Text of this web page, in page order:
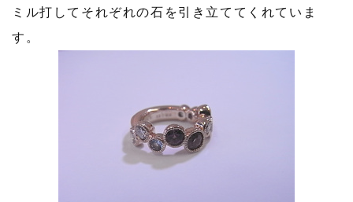
ミル打してそれぞれの石を引き立ててくれていま
す。